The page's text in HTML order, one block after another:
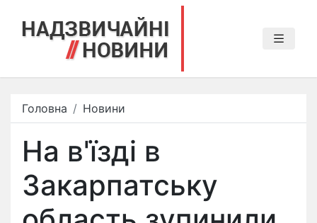
Головна Новини
На в'їзді в
Закарпатську